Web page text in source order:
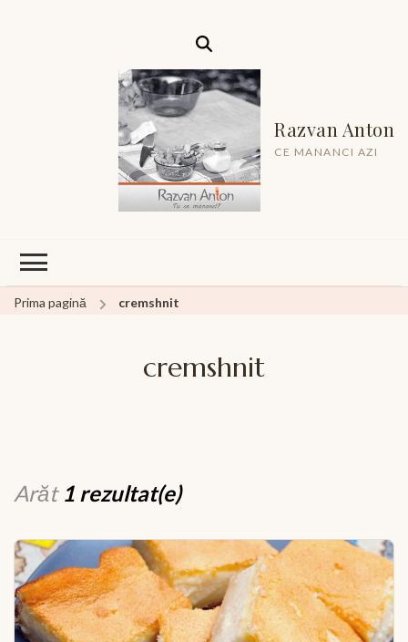
Razvan Anton
CE MANANCI AZI
Prima pagină cremshnit
cremshnit
Arăt 1 rezultat(e)